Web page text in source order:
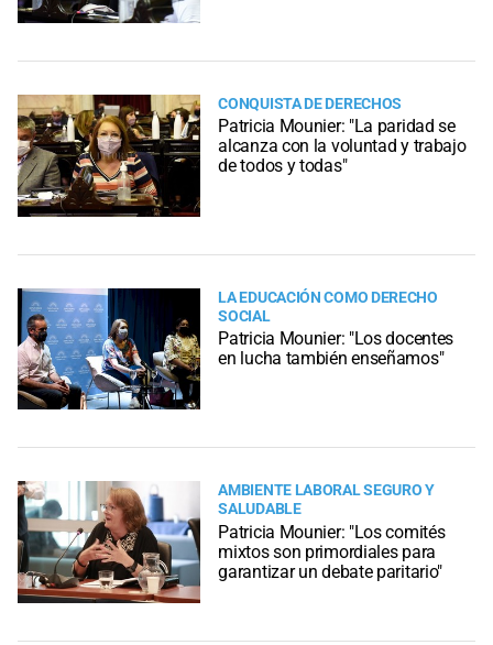
CONQUISTA DE DERECHOS
Patricia Mounier: "La paridad se
alcanza con la voluntad y trabajo
de todos y todas"
LA EDUCACIÓN COMO DERECHO
SOCIAL
Patricia Mounier: "Los docentes
en lucha también enseñamos"
AMBIENTE LABORAL SEGURO Y
SALUDABLE
Patricia Mounier: "Los comités
mixtos son primordiales para
garantizar un debate paritario"